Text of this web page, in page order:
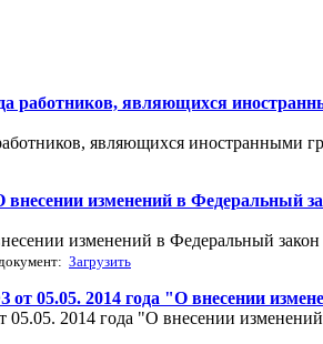
работников, являющихся
являющихся
изменений в
изменений в Федеральный
Загрузить
05.05. 2014 года "О внесении
2014 года "О внесении